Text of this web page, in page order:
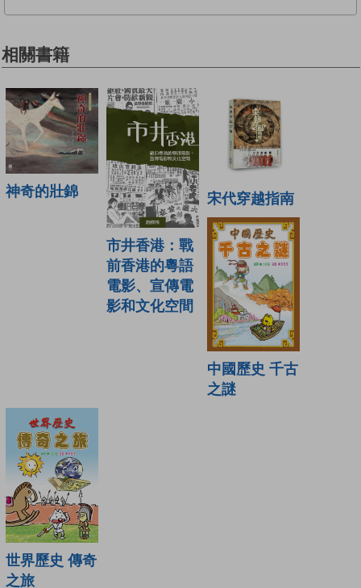
相關書籍
神奇的壯錦
市井香港：戰
前香港的粵語
電影、宣傳電
影和文化空間
宋代穿越指南
中國歷史 千古
之謎
世界歷史 傳奇
之旅